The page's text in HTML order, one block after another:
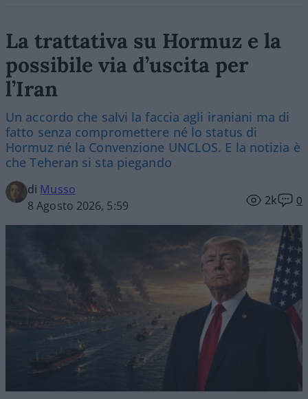
La trattativa su Hormuz e la
possibile via d’uscita per
l’Iran
Un accordo che salvi la faccia agli iraniani ma di
fatto senza compromettere né lo status di
Hormuz né la Convenzione UNCLOS. E la notizia è
che Teheran si sta piegando
di Musso
8 Agosto 2026, 5:59
2k 0